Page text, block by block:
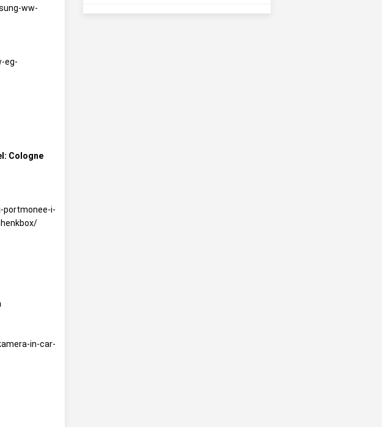
ww-
eg-
Cologne
portmonee-i-
in-car-